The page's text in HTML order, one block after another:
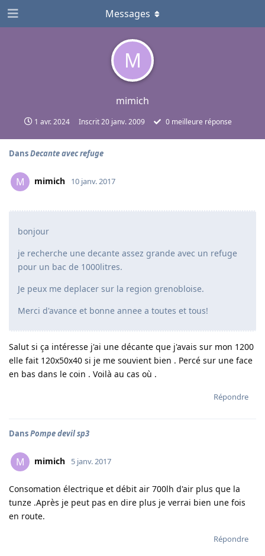
M
mimich
1 avr. 2024 Inscrit20 janv. 2009 0 meilleure réponse
Messages
DansDecante avec refuge
M mimich 10 janv. 2017
bonjour
je recherche une decante assez grande avec un refuge
pour un bac de 1000litres.
Je peux me deplacer sur la region grenobloise.
Merci d'avance et bonne annee a toutes et tous!
Salut si ça intéresse j'ai une décante que j'avais sur mon 1200
elle fait 120x50x40 si je me souvient bien . Percé sur une face
en bas dans le coin . Voilà au cas où .
Répondre
DansPompe devil sp3
M mimich 5 janv. 2017
Consomation électrique et débit air 700lh d'air plus que la
tunze .Après je peut pas en dire plus je verrai bien une fois
en route.
Répondre